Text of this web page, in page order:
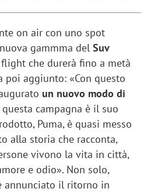
on air con uno spot
gammma del Suv
che durerà fino a metà
poi aggiunto: «Con questo
un nuovo modo di
campagna è il suo
Puma, è quasi messo
alla storia che racconta,
vivono la vita in città,
e odio». Non solo,
annunciato il ritorno in